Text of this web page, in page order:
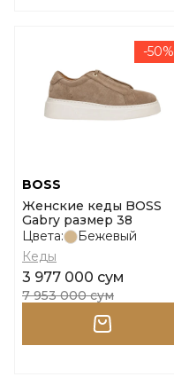
-50%
BOSS
Женские кеды BOSS
Gabry размер 38
Цвета:
Бежевый
Кеды
3 977 000 сум
7 953 000 сум